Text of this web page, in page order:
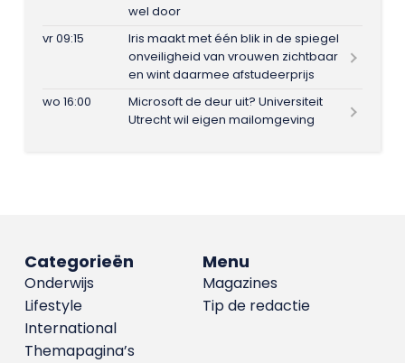
wel door
vr 09:15
Iris maakt met één blik in de spiegel
onveiligheid van vrouwen zichtbaar
en wint daarmee afstudeerprijs
wo 16:00
Microsoft de deur uit? Universiteit
Utrecht wil eigen mailomgeving
Menu
Magazines
Tip de redactie
Categorieën
Onderwijs
Lifestyle
International
Themapagina’s